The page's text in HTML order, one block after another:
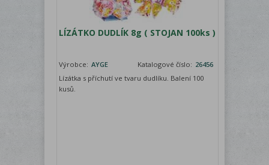
LÍZÁTKO DUDLÍK 8g ( STOJAN 100ks )
Výrobce: AYGE Katalogové číslo: 26456
Lízátka s příchutí ve tvaru dudlíku. Balení 100
kusů.